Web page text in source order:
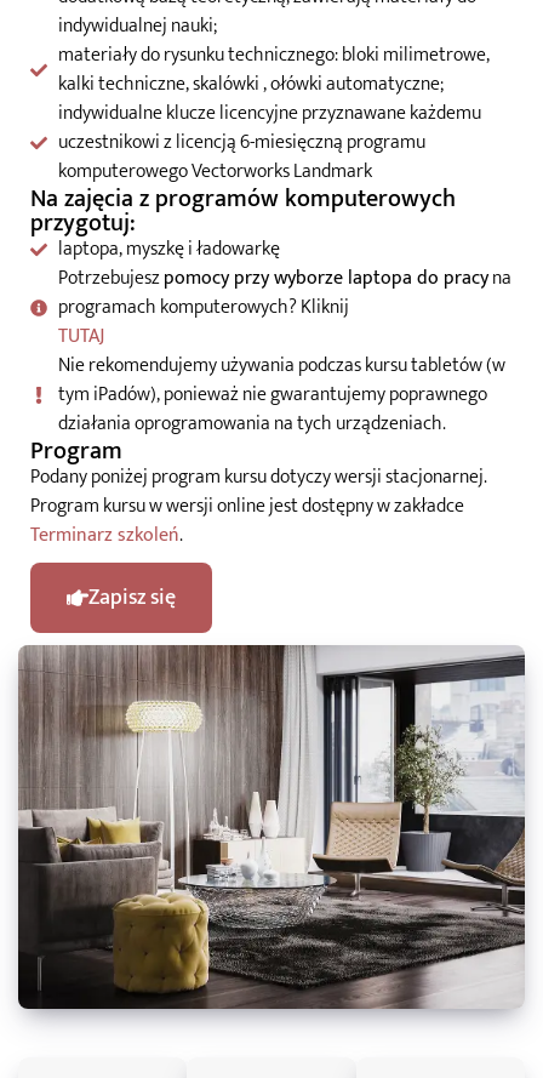
indywidualnej nauki;
materiały do rysunku technicznego: bloki milimetrowe,
kalki techniczne, skalówki , ołówki automatyczne;
indywidualne klucze licencyjne przyznawane każdemu
uczestnikowi z licencją 6-miesięczną programu
komputerowego Vectorworks Landmark
Na zajęcia z programów komputerowych
przygotuj:
laptopa, myszkę i ładowarkę
Potrzebujeszpomocy przy wyborze laptopa do pracyna
programach komputerowych? Kliknij
TUTAJ
Nie rekomendujemy używania podczas kursu tabletów (w
tym iPadów), ponieważ nie gwarantujemy poprawnego
działania oprogramowania na tych urządzeniach.​
Program
Podany poniżej program kursu dotyczy wersji stacjonarnej.
Program kursu w wersji online jest dostępny w zakładce
Terminarz szkoleń.
Zapisz się